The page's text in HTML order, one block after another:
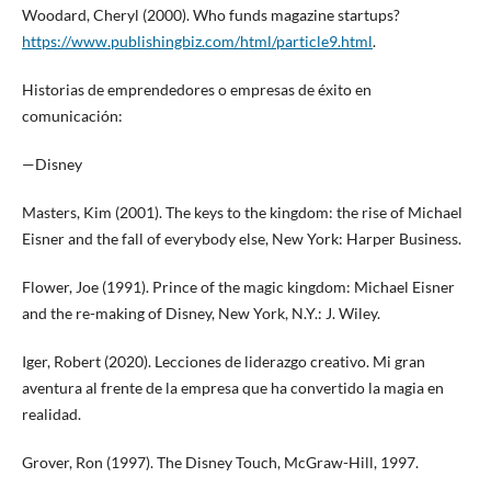
Woodard, Cheryl (2000). Who funds magazine startups?
https://www.publishingbiz.com/html/particle9.html.
Historias de emprendedores o empresas de éxito en
comunicación:
—Disney
Masters, Kim (2001). The keys to the kingdom: the rise of Michael
Eisner and the fall of everybody else, New York: Harper Business.
Flower, Joe (1991). Prince of the magic kingdom: Michael Eisner
and the re-making of Disney, New York, N.Y.: J. Wiley.
Iger, Robert (2020). Lecciones de liderazgo creativo. Mi gran
aventura al frente de la empresa que ha convertido la magia en
realidad.
Grover, Ron (1997). The Disney Touch, McGraw-Hill, 1997.